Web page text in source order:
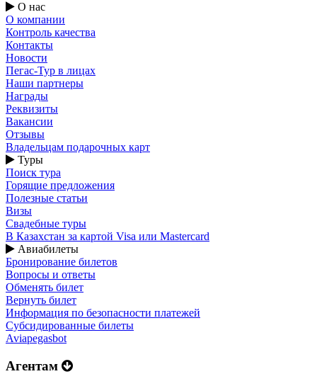
О нас
О компании
Контроль качества
Контакты
Новости
Пегас-Тур в лицах
Наши партнеры
Награды
Реквизиты
Вакансии
Отзывы
Владельцам подарочных карт
Туры
Поиск тура
Горящие предложения
Полезные статьи
Визы
Свадебные туры
В Казахстан за картой Visa или Masterсard
Авиабилеты
Бронирование билетов
Вопросы и ответы
Обменять билет
Вернуть билет
Информация по безопасности платежей
Субсидированные билеты
Aviapegasbot
Агентам